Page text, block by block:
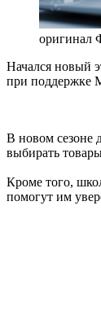
оригинал
Начался новый
при поддержке
В новом сезоне
выбирать
Кроме того,
помогут им